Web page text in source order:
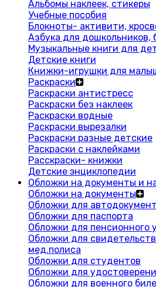
Альбомы наклеек, стикеры
Учебные пособия
Блокноты- активити,
Азбука для дошкольников,
Музыкальные книги для
Детские книги
Книжки-игрушки для
Раскраски
Раскраски антистресс
Раскраски без наклеек
Раскраски водные
Раскраски вырезалки
Раскраски разные детские
Раскраски с наклейками
Расскраски- книжки
Детские энциклопедии
Обложки на документы и
Обложки на документы
Обложки для
Обложки для паспорта
Обложки для пенсионного
Обложки для
мед.полиса
Обложки для студентов
Обложки для
Обложки для военного